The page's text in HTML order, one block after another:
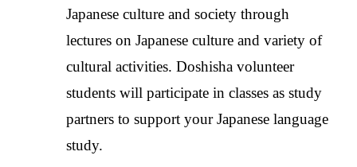
Japanese culture and society through
lectures on Japanese culture and variety of
cultural activities. Doshisha volunteer
students will participate in classes as study
partners to support your Japanese language
study.